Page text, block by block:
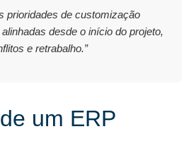
prioridades de customização
desde o início do projeto,
e retrabalho.”
um ERP